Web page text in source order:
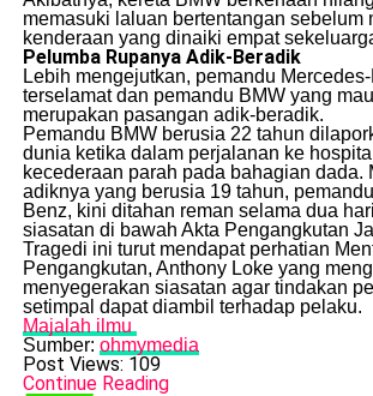
memasuki laluan bertentangan sebelum
kenderaan yang dinaiki empat
Pelumba Rupanya Adik-Beradik
​Lebih mengejutkan, pemandu
terselamat dan pemandu BMW yang
merupakan pasangan adik-beradik.
​Pemandu BMW berusia 22 tahun
dunia ketika dalam perjalanan ke
kecederaan parah pada bahagian dada.
adiknya yang berusia 19 tahun,
Benz, kini ditahan reman selama dua
siasatan di bawah Akta Pengangkutan
​Tragedi ini turut mendapat perhatian
Pengangkutan, Anthony Loke yang
menyegerakan siasatan agar tindakan
setimpal dapat diambil terhadap pelaku.
Majalah ilmu
Sumber: ohmymedia
Post Views: 109
Continue Reading